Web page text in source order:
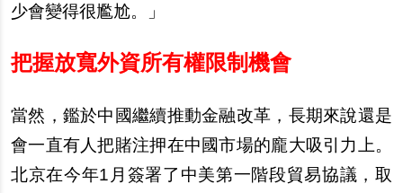
少會變得很尷尬。」
把握放寬外資所有權限制機會
當然，鑑於中國繼續推動金融改革，長期來說還是
會一直有人把賭注押在中國市場的龐大吸引力上。
北京在今年1月簽署了中美第一階段貿易協議，取